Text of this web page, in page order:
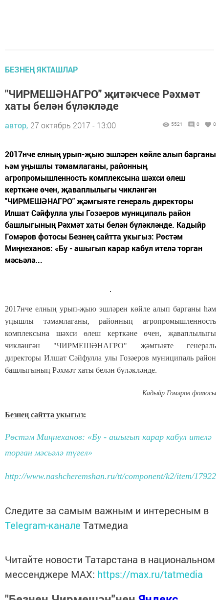
БЕЗНЕҢ ЯКТАШЛАР
"ЧИРМЕШӘНАГРО" җитәкчесе Рәхмәт
хаты белән бүләкләде
автор, 27 октябрь 2017 - 13:00 5521 0 0
2017нче елның урып-җыю эшләрен көйле алып барганы
һәм уңышлы тәмамлаганы, районның
агропромышленность комплексына шәхси өлеш
керткәне өчен, җаваплылыгы чикләнгән
"ЧИРМЕШӘНАГРО" җәмгыяте генераль директоры
Илшат Сәйфулла улы Гозәеров муниципаль район
башлыгының Рәхмәт хаты белән бүләкләнде. Кадыйр
Гомәров фотосы Безнең сайтта укыгыз: Рөстәм
Миңнеханов: «Бу - ашыгып карар кабул ителә торган
мәсьәлә...
2017нче елның урып-җыю эшләрен көйле алып барганы һәм
уңышлы тәмамлаганы, районның агропромышленность
комплексына шәхси өлеш керткәне өчен, җаваплылыгы
чикләнгән "ЧИРМЕШӘНАГРО" җәмгыяте генераль
директоры Илшат Сәйфулла улы Гозәеров муниципаль район
башлыгының Рәхмәт хаты белән бүләкләнде.
Кадыйр Гомәров фотосы
Безнең сайтта укыгыз:
Рөстәм Миңнеханов: «Бу - ашыгып карар кабул ителә
торган мәсьәлә түгел»
http://www.nashcheremshan.ru/tt/component/k2/item/17922
Следите за самым важным и интересным в
Telegram-канале Татмедиа
Читайте новости Татарстана в национальном
мессенджере MАХ: https://max.ru/tatmedia